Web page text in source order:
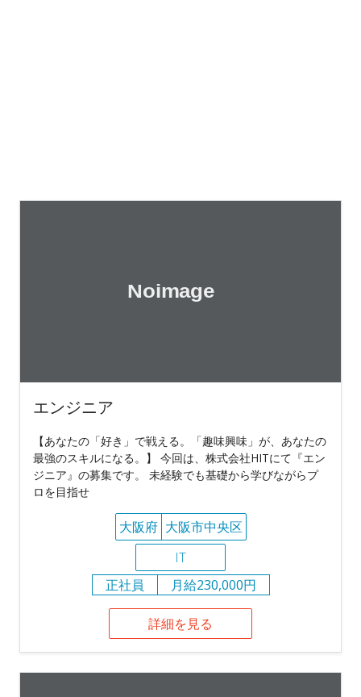
エンジニア
【あなたの「好き」で戦える。「趣味興味」が、あなたの
最強のスキルになる。】 今回は、株式会社HITにて『エン
ジニア』の募集です。 未経験でも基礎から学びながらプ
ロを目指せ
大阪府 大阪市中央区
IT
正社員
月給230,000円
詳細を見る